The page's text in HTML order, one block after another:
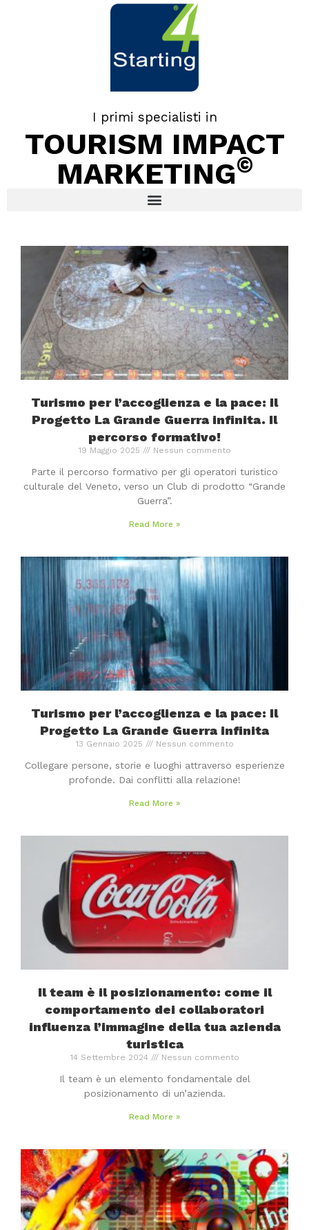
I primi specialisti in
TOURISM IMPACT
MARKETING©
Turismo per l’accoglienza e la pace: Il
Progetto La Grande Guerra infinita. Il
percorso formativo!
19 Maggio 2025 Nessun commento
Parte il percorso formativo per gli operatori turistico
culturale del Veneto, verso un Club di prodotto “Grande
Guerra”.
Read More »
Turismo per l’accoglienza e la pace: Il
Progetto La Grande Guerra infinita
13 Gennaio 2025 Nessun commento
Collegare persone, storie e luoghi attraverso esperienze
profonde. Dai conflitti alla relazione!
Read More »
Il team è il posizionamento: come il
comportamento dei collaboratori
influenza l’immagine della tua azienda
turistica
14 Settembre 2024 Nessun commento
Il team è un elemento fondamentale del
posizionamento di un’azienda.
Read More »